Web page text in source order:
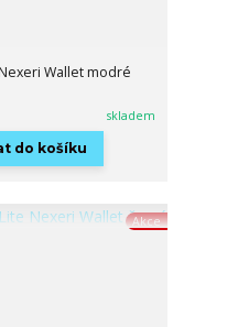
Wallet modré
skladem
do košíku
Akce